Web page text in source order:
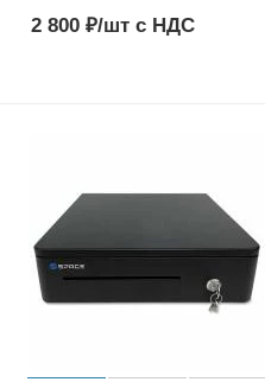
2 800 ₽/шт с НДС